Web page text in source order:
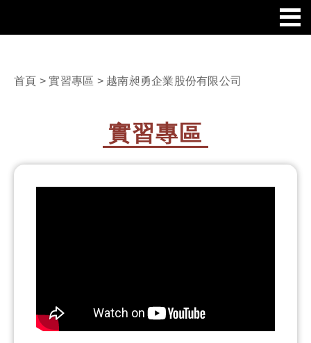
首頁 >實習專區 > 越南昶勇企業股份有限公司
實習專區